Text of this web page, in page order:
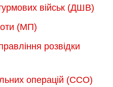
на
військ (ДШВ)
(МП)
розвідки
операцій (ССО)